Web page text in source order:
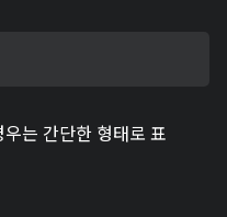
는 간단한 형태로 표